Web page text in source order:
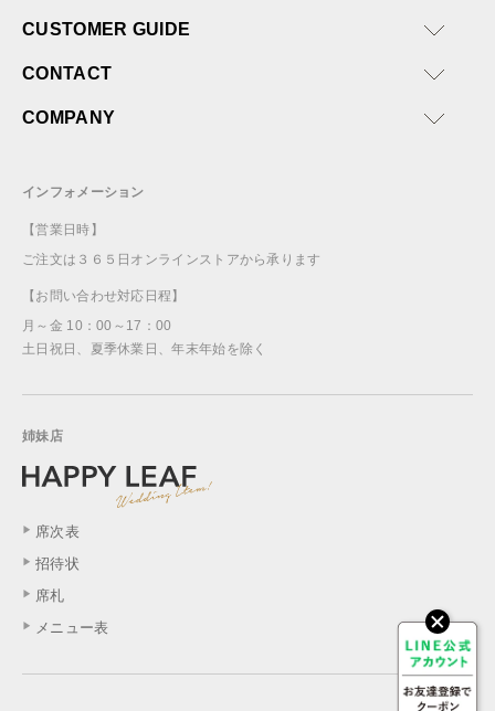
CUSTOMER GUIDE
CONTACT
COMPANY
インフォメーション
【営業日時】
ご注文は３６５日オンラインストアから承ります
【お問い合わせ対応日程】
月～金 10：00～17：00
土日祝日、夏季休業日、年末年始を除く
姉妹店
席次表
招待状
席札
メニュー表